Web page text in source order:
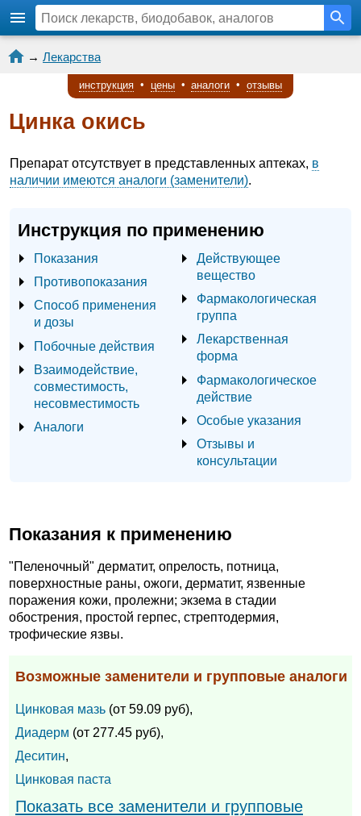
→ Лекарства
инструкция • цены • аналоги • отзывы
Цинка окись
Препарат отсутствует в представленных аптеках, в
наличии имеются аналоги (заменители).
Инструкция по применению
Показания
Противопоказания
Способ применения
и дозы
Побочные действия
Взаимодействие,
совместимость,
несовместимость
Аналоги
Действующее
вещество
Фармакологическая
группа
Лекарственная
форма
Фармакологическое
действие
Особые указания
Отзывы и
консультации
Показания к применению
"Пеленочный" дерматит, опрелость, потница,
поверхностные раны, ожоги, дерматит, язвенные
поражения кожи, пролежни; экзема в стадии
обострения, простой герпес, стрептодермия,
трофические язвы.
Возможные заменители и групповые аналоги
Цинковая мазь (от 59.09 руб),
Диадерм (от 277.45 руб),
Деситин,
Цинковая паста
Показать все заменители и групповые